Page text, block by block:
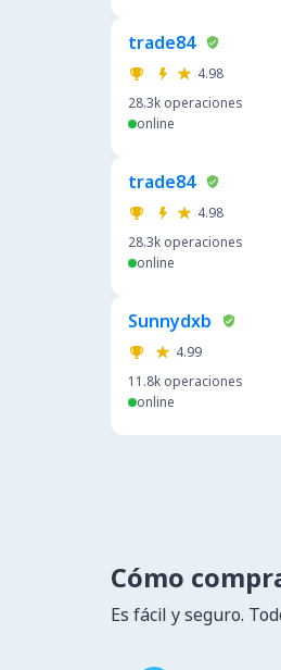
trade84
4.98
28.3k operaciones
online
trade84
4.98
28.3k operaciones
online
Sunnydxb
4.99
11.8k operaciones
online
Cómo
Es fácil y seguro.